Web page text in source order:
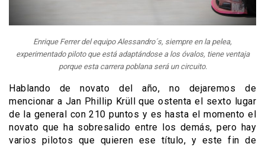
Enrique Ferrer del equipo Alessandro´s, siempre en la pelea,
experimentado piloto que está adaptándose a los óvalos, tiene ventaja
porque esta carrera poblana será un circuito.
Hablando de novato del año, no dejaremos de
mencionar a Jan Phillip Krüll
que ostenta el sexto lugar
de la general con 210 puntos y es hasta el momento el
novato que ha sobresalido entre los demás, pero hay
varios pilotos que quieren ese título, y este fin de